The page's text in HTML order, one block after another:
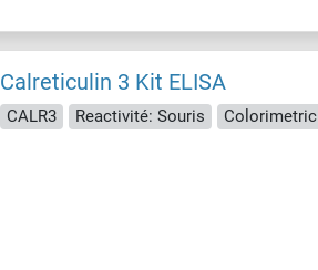
Calreticulin 3 Kit ELISA
CALR3 Reactivité: Souris Colorimetric